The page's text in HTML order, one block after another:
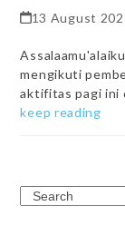
13 August
mengikuti
aktifitas pagi ini
keep reading
Search